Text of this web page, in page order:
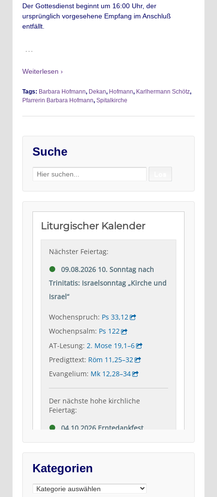
Der Gottesdienst beginnt um 16:00 Uhr, der
ursprünglich vorgesehene Empfang im Anschluß
entfällt.
…
Weiterlesen ›
Tags: Barbara Hofmann, Dekan, Hofmann, Karlhermann Schötz,
Pfarrerin Barbara Hofmann, Spitalkirche
Suche
Search
Kategorien
Kategorien